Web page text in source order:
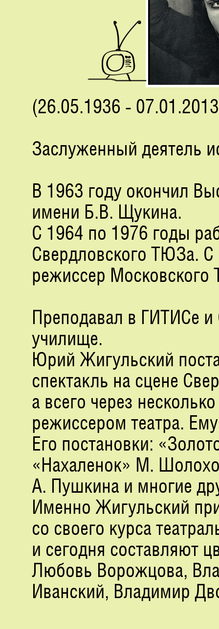
(26.05.1936 -
Заслуженный деятель
В 1963 году окончил
имени Б.В. Щукина.
С 1964 по 1976 годы
Свердловского ТЮЗа.
режиссер
Преподавал в ГИТИСе
училище.
Юрий Жигульский
спектакль на сцене
а всего через
режиссером театра.
Его постановки:
«Нахаленок» М.
А. Пушкина и многие
Именно Жигульский
со своего курса
и сегодня составляют
Любовь Ворожцова,
Иванский, Владимир